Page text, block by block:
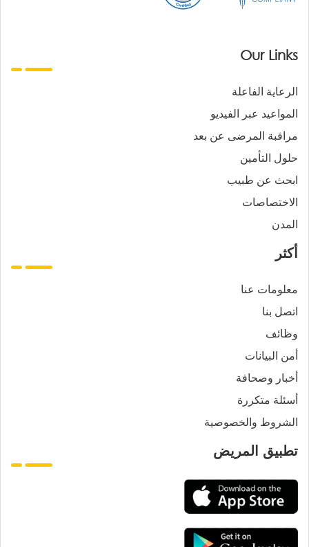
Our Links
الرعاية الفاعلة
المواعيد عبر الفيديو
مراقبة المرضى عن بعد
حلول التأمين
ابحث عن طبيب
الاختصاصات
المدن
أكثر
معلومات عنا
اتصل بنا
وظائف
أمن البيانات
أخبار وصحافة
أسئلة متكررة
الشروط والخصوصية
تطبيق المريض